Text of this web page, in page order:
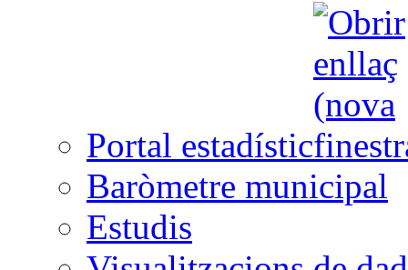
Portal estadístic
Baròmetre municipal
Estudis